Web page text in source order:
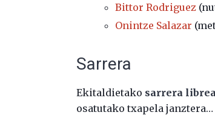
Bittor Rodriguez
Onintze Salazar
Sarrera
Ekitaldietako sarrera
osatutako txapela